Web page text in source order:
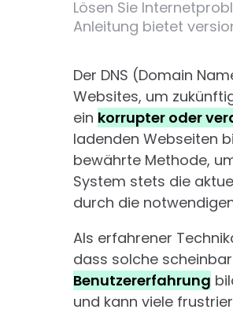
Lösen Sie
Anleitung bietet
Der DNS (Domain
Websites, um
ein korrupter oder
ladenden Webseiten
bewährte Methode,
System stets die
durch die
Als erfahrener
dass solche
Benutzererfahrung
und kann viele